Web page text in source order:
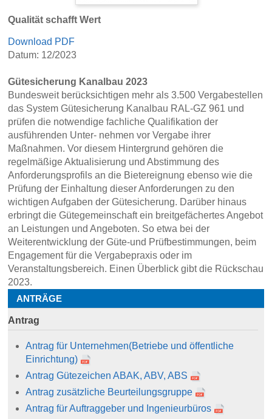
Qualität schafft Wert
Download PDF
Datum: 12/2023
Gütesicherung Kanalbau 2023
Bundesweit berücksichtigen mehr als 3.500 Vergabestellen
das System Gütesicherung Kanalbau RAL-GZ 961 und
prüfen die notwendige fachliche Qualifikation der
ausführenden Unter- nehmen vor Vergabe ihrer
Maßnahmen. Vor diesem Hintergrund gehören die
regelmäßige Aktualisierung und Abstimmung des
Anforderungsprofils an die Bietereignung ebenso wie die
Prüfung der Einhaltung dieser Anforderungen zu den
wichtigen Aufgaben der Gütesicherung. Darüber hinaus
erbringt die Gütegemeinschaft ein breitgefächertes Angebot
an Leistungen und Angeboten. So etwa bei der
Weiterentwicklung der Güte-und Prüfbestimmungen, beim
Engagement für die Vergabepraxis oder im
Veranstaltungsbereich. Einen Überblick gibt die Rückschau
2023.
ANTRÄGE
Antrag
Antrag für Unternehmen(Betriebe und öffentliche
Einrichtung)
Antrag Gütezeichen ABAK, ABV, ABS
Antrag zusätzliche Beurteilungsgruppe
Antrag für Auftraggeber und Ingenieurbüros